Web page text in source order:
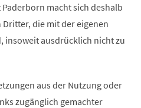
macht sich deshalb
die mit der eigenen
insoweit ausdrücklich nicht zu
aus der Nutzung oder
zugänglich gemachter